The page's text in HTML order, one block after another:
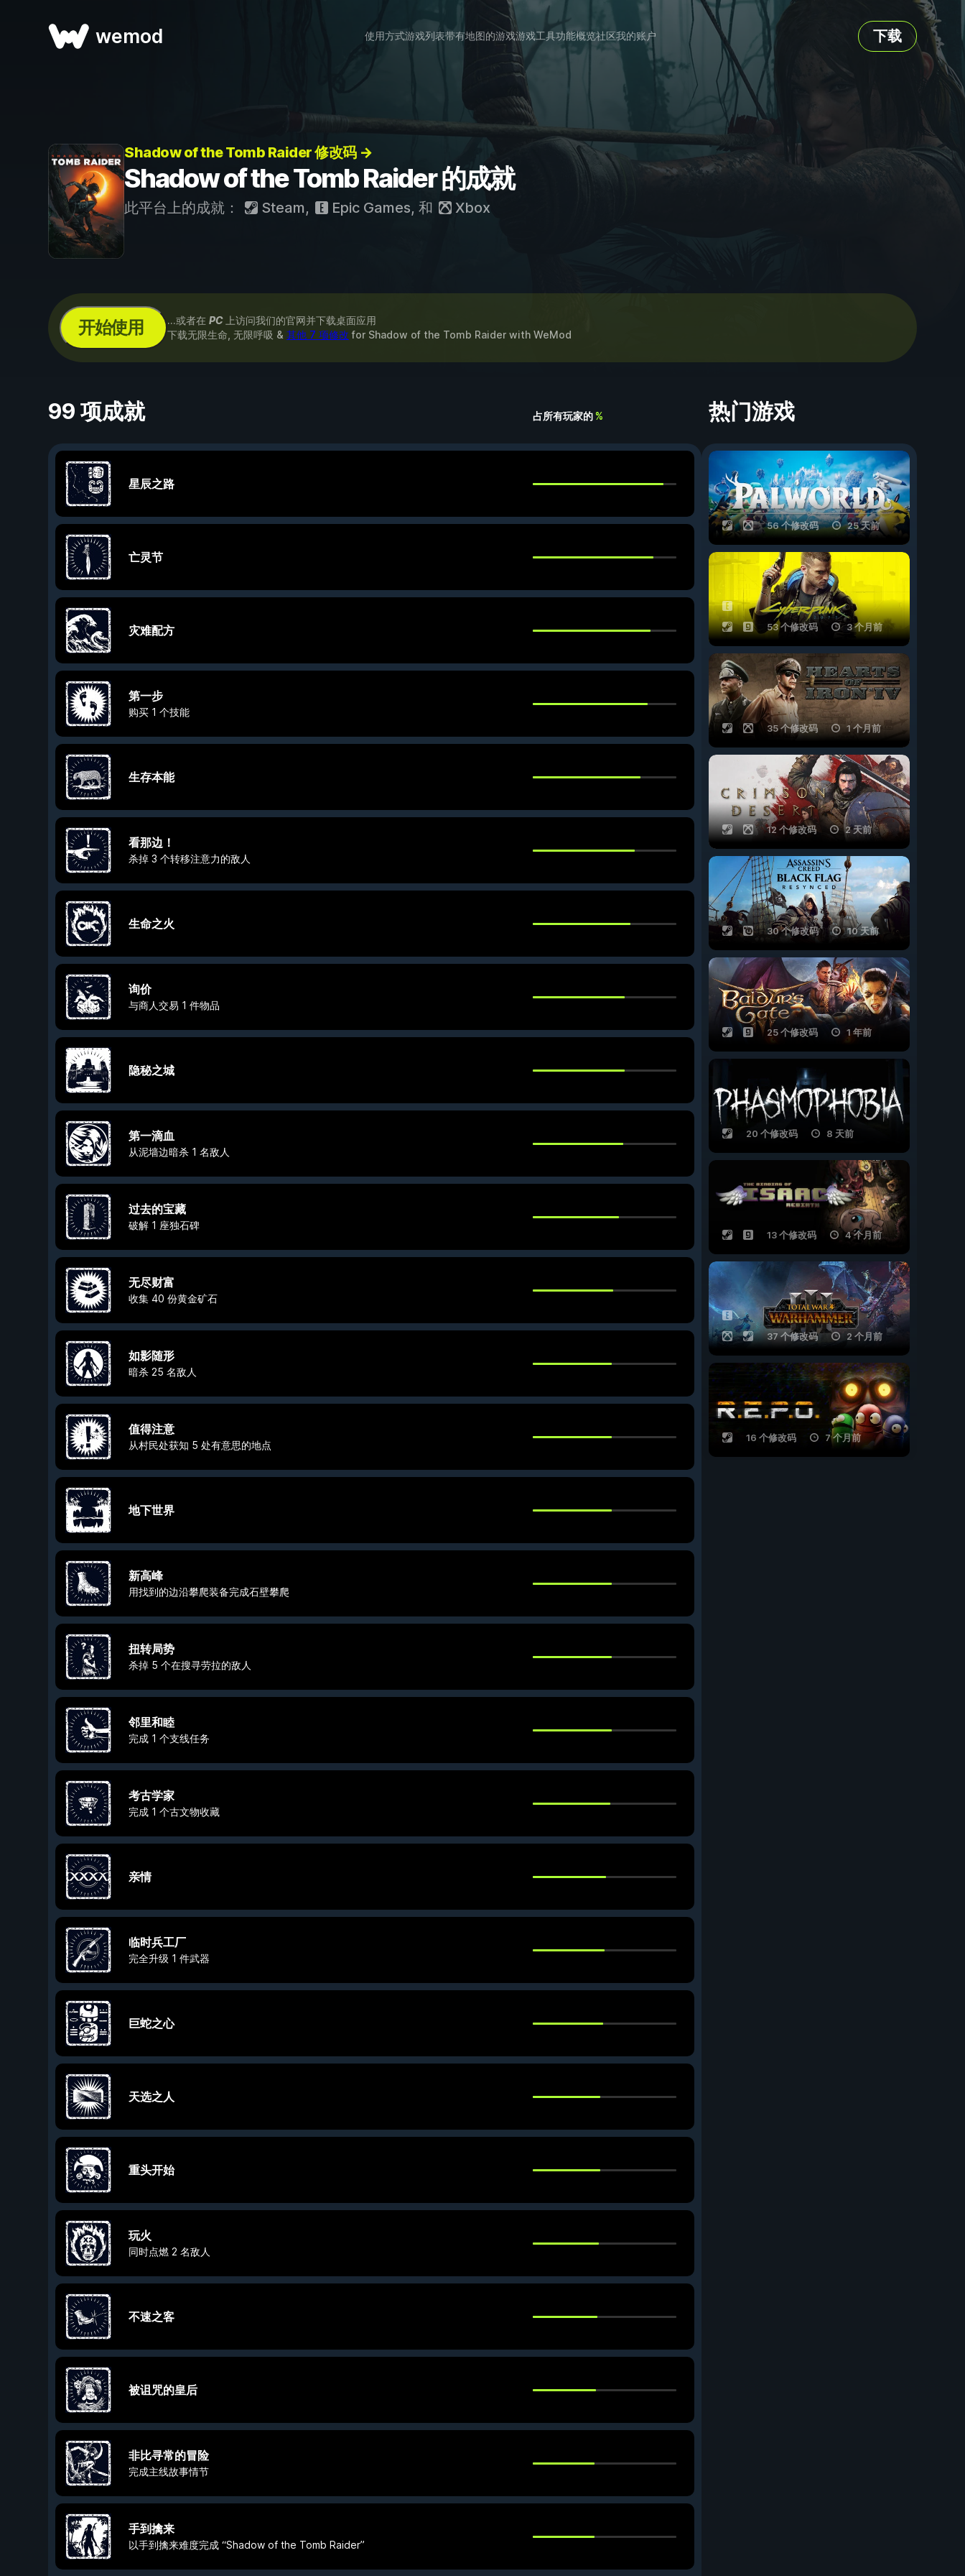
wemod 使用方式游戏列表带有地图的游戏游戏工具功能概览社区我的账户 下载
Shadow of the Tomb Raider 修改码 →
Shadow of the Tomb Raider 的成就
此平台上的成就： Steam, Epic Games, 和 Xbox
开始使用 ...或者在 PC上访问我们的官网并下载桌面应用
下载无限生命, 无限呼吸 & 其他 7 项修改 for Shadow of the Tomb Raider with WeMod
99 项成就 占所有玩家的%
星辰之路
亡灵节
灾难配方
第一步
购买 1 个技能
生存本能
看那边！
杀掉 3 个转移注意力的敌人
生命之火
询价
与商人交易 1 件物品
隐秘之城
第一滴血
从泥墙边暗杀 1 名敌人
过去的宝藏
破解 1 座独石碑
无尽财富
收集 40 份黄金矿石
如影随形
暗杀 25 名敌人
值得注意
从村民处获知 5 处有意思的地点
地下世界
新高峰
用找到的边沿攀爬装备完成石壁攀爬
扭转局势
杀掉 5 个在搜寻劳拉的敌人
邻里和睦
完成 1 个支线任务
考古学家
完成 1 个古文物收藏
亲情
临时兵工厂
完全升级 1 件武器
巨蛇之心
天选之人
重头开始
玩火
同时点燃 2 名敌人
不速之客
被诅咒的皇后
非比寻常的冒险
完成主线故事情节
手到擒来
以手到擒来难度完成 “Shadow of the Tomb Raider”
热门游戏
56 个修改码 25 天前
53 个修改码 3 个月前
35 个修改码 1 个月前
12 个修改码 2 天前
30 个修改码 10 天前
25 个修改码 1 年前
20 个修改码 8 天前
13 个修改码 4 个月前
37 个修改码 2 个月前
16 个修改码 7 个月前